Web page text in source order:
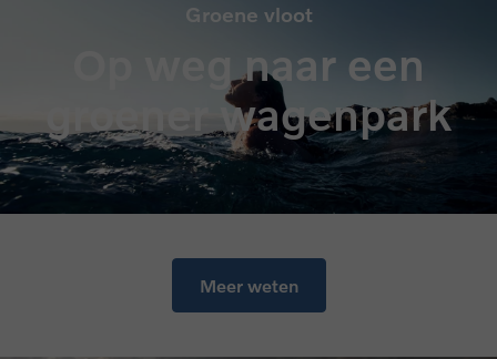
Groene vloot
Op weg naar een
groener wagenpark
Meer weten